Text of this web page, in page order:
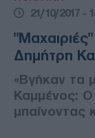
21/10/2017 -
Δημήτρη
«Βγήκαν τα
Καμμένος: Ο
μπαίνοντας